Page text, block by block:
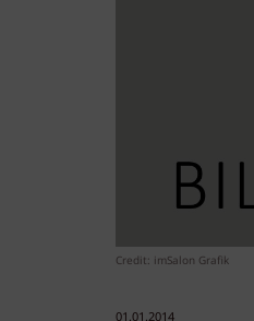
Credit: imSalon Grafik